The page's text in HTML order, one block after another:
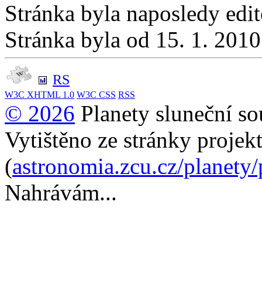
Stránka byla naposledy
Stránka byla od 15. 1.
RS
W3C XHTML 1.0 W3C CSS RSS
© 2026 Planety sluneční
Vytištěno ze stránky
(astronomia.zcu.cz/
Nahrávám...